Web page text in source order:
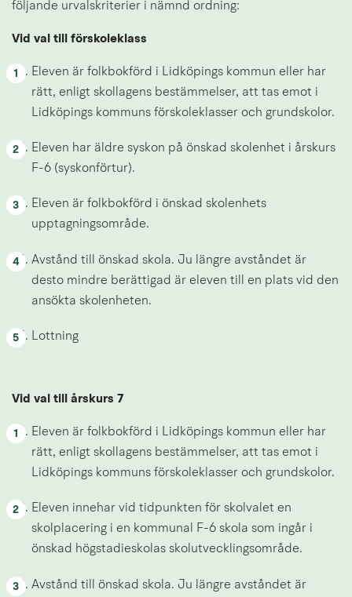
följande urvalskriterier i nämnd ordning:
Vid val till förskoleklass
Eleven är folkbokförd i Lidköpings kommun eller har
rätt, enligt skollagens bestämmelser, att tas emot i
Lidköpings kommuns förskoleklasser och grundskolor.
Eleven har äldre syskon på önskad skolenhet i årskurs
F-6 (syskonförtur).
Eleven är folkbokförd i önskad skolenhets
upptagningsområde.
Avstånd till önskad skola. Ju längre avståndet är
desto mindre berättigad är eleven till en plats vid den
ansökta skolenheten.
Lottning
Vid val till årskurs 7
Eleven är folkbokförd i Lidköpings kommun eller har
rätt, enligt skollagens bestämmelser, att tas emot i
Lidköpings kommuns förskoleklasser och grundskolor.
Eleven innehar vid tidpunkten för skolvalet en
skolplacering i en kommunal F-6 skola som ingår i
önskad högstadieskolas skolutvecklingsområde.
Avstånd till önskad skola. Ju längre avståndet är